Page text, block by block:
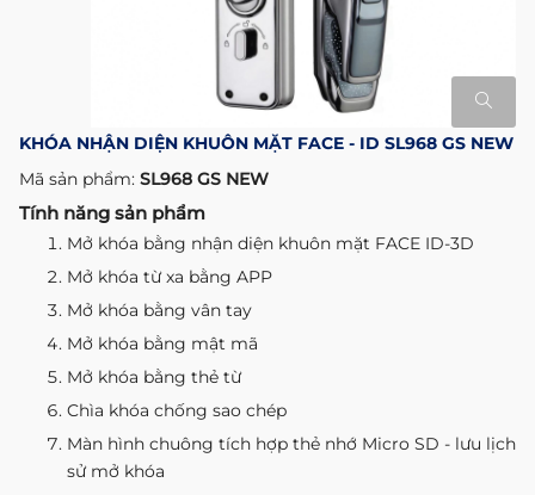
KHÓA NHẬN DIỆN KHUÔN MẶT FACE - ID SL968 GS NEW
Mã sản phẩm: SL968 GS NEW
Tính năng sản phẩm
Mở khóa bằng nhận diện khuôn mặt FACE ID-3D
Mở khóa từ xa bằng APP
Mở khóa bằng vân tay
Mở khóa bằng mật mã
Mở khóa bằng thẻ từ
Chìa khóa chống sao chép
Màn hình chuông tích hợp thẻ nhớ Micro SD - lưu lịch
sử mở khóa